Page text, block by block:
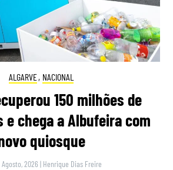
ALGARVE, NACIONAL
150 milhões de
e chega a Albufeira com
quiosque
Agosto, 2026 | Henrique Dias Freire